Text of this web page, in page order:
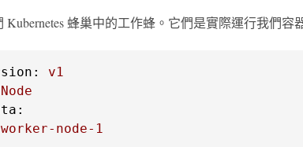
Kubernetes 蜂巢中的工作蜂。它們是實際運行我們容
v1
Node
worker-node-1